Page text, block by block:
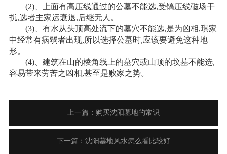
(2)、上面有高压线通过的公墓不能选,受镐压线磁场干
扰,选者主家运衰退,后继无人。
(3)、有水从头顶高处流下的墓穴不能选,是为凶相,琪家
中经常有病弱者出现,所以选择公墓时,应该要避免这种地
形。
(4)、建筑在山的棱角线上的墓穴或山顶的坟墓不能选,
容易带来劳苦之凶相,甚至是败家之势。
上一篇：购买沈阳墓地的常识
下一篇：沈阳墓地风水怎么看比较好